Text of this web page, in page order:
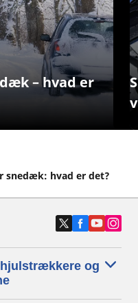
– hvad er
snedæk: hvad er det?
og